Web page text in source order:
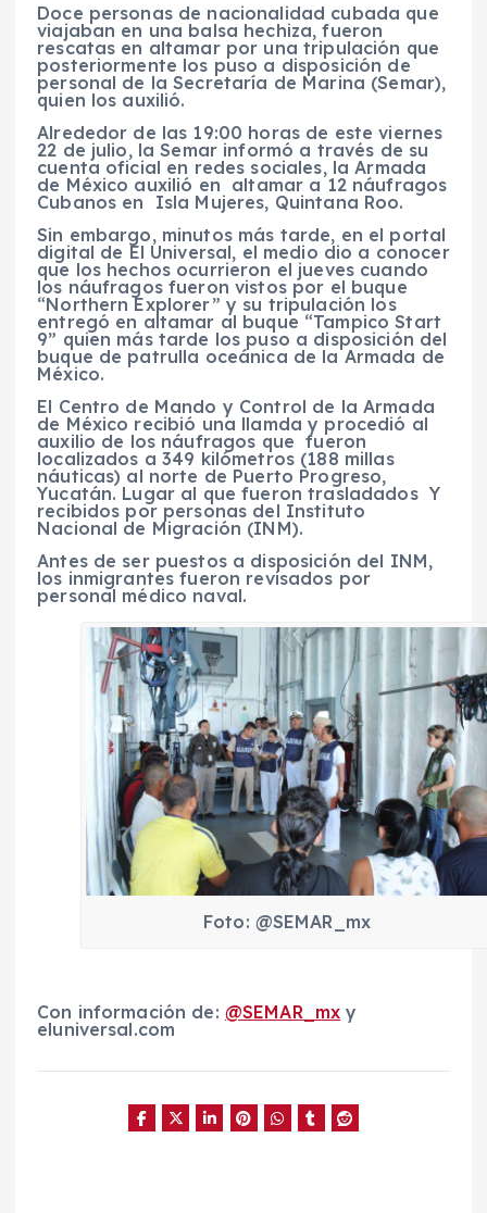
Doce personas de nacionalidad cubada que
viajaban en una balsa hechiza, fueron
rescatas en altamar por una tripulación que
posteriormente los puso a disposición de
personal de la Secretaría de Marina (Semar),
quien los auxilió.
Alrededor de las 19:00 horas de este viernes
22 de julio, la Semar informó a través de su
cuenta oficial en redes sociales, la Armada
de México auxilió en altamar a 12 náufragos
Cubanos en Isla Mujeres, Quintana Roo.
Sin embargo, minutos más tarde, en el portal
digital de El Universal, el medio dio a conocer
que los hechos ocurrieron el jueves cuando
los náufragos fueron vistos por el buque
“Northern Explorer” y su tripulación los
entregó en altamar al buque “Tampico Start
9” quien más tarde los puso a disposición del
buque de patrulla oceánica de la Armada de
México.
El Centro de Mando y Control de la Armada
de México recibió una llamda y procedió al
auxilio de los náufragos que fueron
localizados a 349 kilómetros (188 millas
náuticas) al norte de Puerto Progreso,
Yucatán. Lugar al que fueron trasladados Y
recibidos por personas del Instituto
Nacional de Migración (INM).
Antes de ser puestos a disposición del INM,
los inmigrantes fueron revisados por
personal médico naval.
Foto: @SEMAR_mx
Con información de: @SEMAR_mx y
eluniversal.com